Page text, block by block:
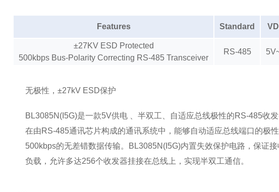
Features Standard
±27KV ESD Protected
500kbps Bus-Polarity Correcting RS-485 Transceiver
RS-485
无极性，±27kV ESD保护
BL3085N(I5G)是一款5V供电 、半双工、自适应总线极性的RS-485收
在由RS-485通讯芯片构成的通讯系统中，能够自动适应总线端口的极
500kbps的无差错数据传输。BL3085N(I5G)内置失效保护电路，保证
负载，允许多达256个收发器挂接在总线上，实现半双工通信。